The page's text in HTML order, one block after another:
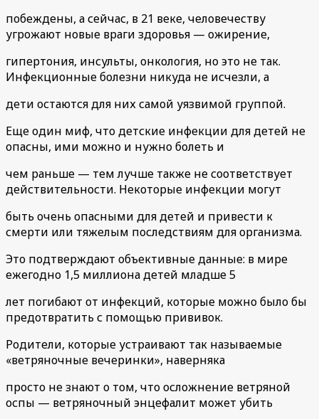
побеждены, а сейчас, в 21 веке, человечеству
угрожают новые враги здоровья — ожирение,
гипертония, инсульты, онкология, но это не так.
Инфекционные болезни никуда не исчезли, а
дети остаются для них самой уязвимой группой.
Еще один миф, что детские инфекции для детей не
опасны, ими можно и нужно болеть и
чем раньше — тем лучше также не соответствует
действительности. Некоторые инфекции могут
быть очень опасными для детей и привести к
смерти или тяжелым последствиям для организма.
Это подтверждают объективные данные: в мире
ежегодно 1,5 миллиона детей младше 5
лет погибают от инфекций, которые можно было бы
предотвратить с помощью прививок.
Родители, которые устраивают так называемые
«ветряночные вечеринки», наверняка
просто не знают о том, что осложнение ветряной
оспы — ветряночный энцефалит может убить